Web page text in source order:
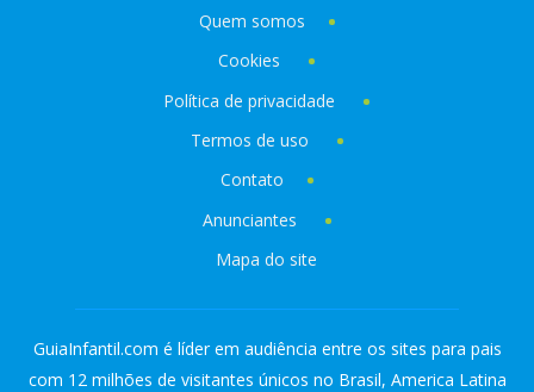
Quem somos
Cookies
Política de privacidade
Termos de uso
Contato
Anunciantes
Mapa do site
GuiaInfantil.com é líder em audiência entre os sites para pais
com 12 milhões de visitantes únicos no Brasil, America Latina